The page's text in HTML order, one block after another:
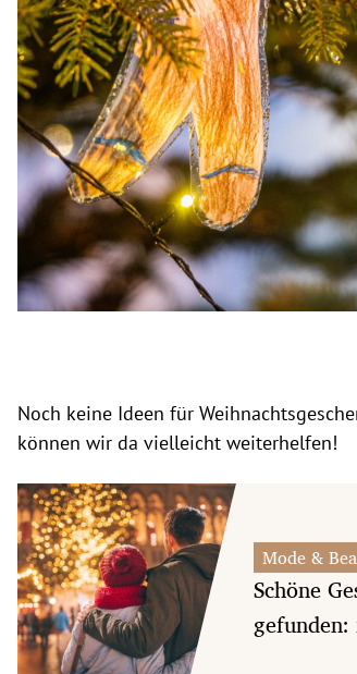
Untermenü
Untermenü
Untermenü
Untermenü
Untermenü
Untermenü
Noch keine Ideen für
können wir da vielleicht weiterhelfen!
Mode &
Schöne